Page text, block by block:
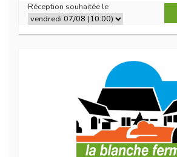
Réception souhaitée le